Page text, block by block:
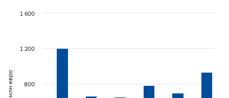
млн евро 800
1 200
1 600